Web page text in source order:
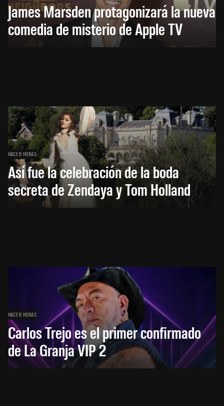
James Marsden protagonizará la nueva
comedia de misterio de Apple TV
HACE 6 HORAS
Así fue la celebración de la boda
secreta de Zendaya y Tom Holland
HACE 6 HORAS
Carlos Trejo es el primer confirmado
de La Granja VIP 2